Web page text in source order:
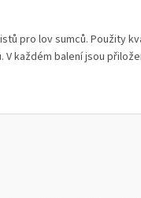
pro lov sumců. Použity
každém balení jsou